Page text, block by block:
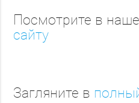
Посмотрите в
сайту
Загляните в